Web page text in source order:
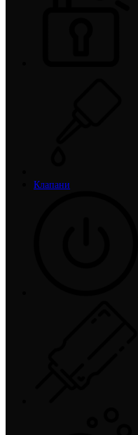
Клапани